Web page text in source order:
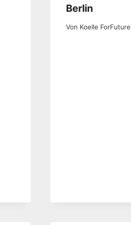
Berlin
Von Koelle ForFuture